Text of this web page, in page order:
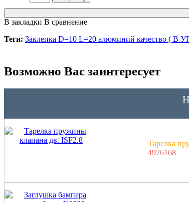
В закладки В сравнение
Теги: Заклепка D=10 L=20 алюминий качество (
Возможно Вас заинтересует
Тарелка
4976168